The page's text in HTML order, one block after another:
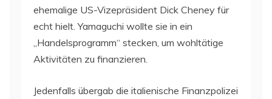
ehemalige US-Vizepräsident Dick Cheney für
echt hielt. Yamaguchi wollte sie in ein
„Handelsprogramm“ stecken, um wohltätige
Aktivitäten zu finanzieren.
Jedenfalls übergab die italienische Finanzpolizei